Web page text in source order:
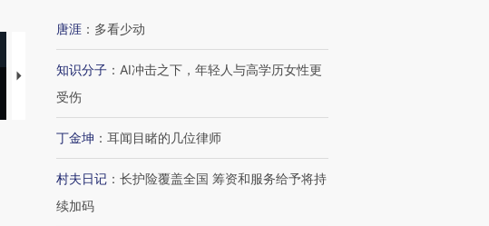
韩国高温创百年纪录 当局
视线｜全球最热百城独占
唐涯 ： 多看少动
知识分子 ： AI冲击之下，年轻人与高学历女性更
受伤
丁金坤 ： 耳闻目睹的几位律师
村夫日记 ： 长护险覆盖全国 筹资和服务给予将持
续加码